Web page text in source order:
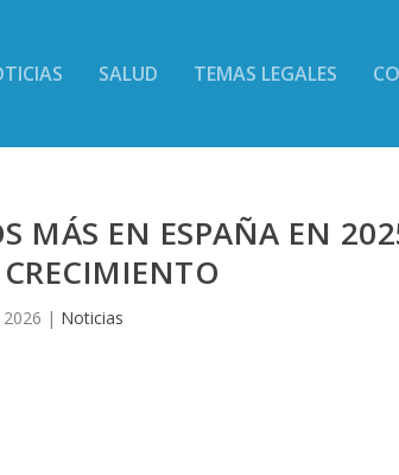
SALUD TEMAS LEGALES
MÁS EN ESPAÑA EN
2026 | Noticias